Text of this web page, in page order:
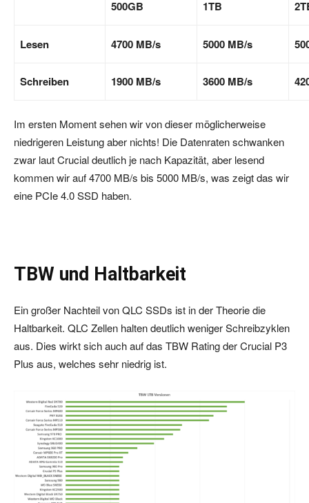
500GB 1TB
Lesen 4700 MB/s 5000 MB/s
Schreiben 1900 MB/s 3600 MB/s
Im ersten Moment sehen wir von dieser möglicherweise
niedrigeren Leistung aber nichts! Die Datenraten schwanken
zwar laut Crucial deutlich je nach Kapazität, aber lesend
kommen wir auf 4700 MB/s bis 5000 MB/s, was zeigt das wir
eine PCIe 4.0 SSD haben.
TBW und Haltbarkeit
Ein großer Nachteil von QLC SSDs ist in der Theorie die
Haltbarkeit. QLC Zellen halten deutlich weniger Schreibzyklen
aus. Dies wirkt sich auch auf das TBW Rating der Crucial P3
Plus aus, welches sehr niedrig ist.